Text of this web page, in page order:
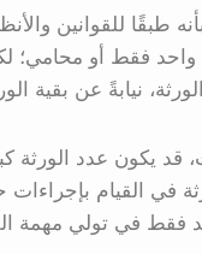
طبقًا للقوانين
واحد فقط أو محامي؛
نيابةً عن بقية
قد يكون عدد الورثة
في القيام بإجراءات
فقط في تولي مهمة